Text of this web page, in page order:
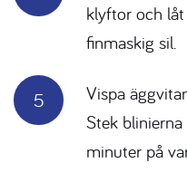
klyftor och
finmaskig sil.
Vispa
Stek
minuter på